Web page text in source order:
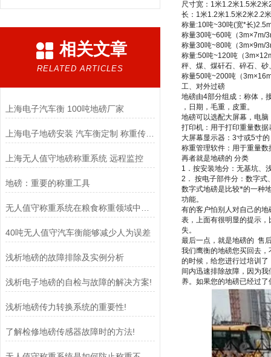
相关文章
RELATED ARTICLES
上海电子汽车衡 100吨地磅厂家
上海电子地磅安装 汽车衡定制 称重传感器
上海无人值守地磅称重系统 远程监控
地磅：重要的称重工具
40吨无人值守汽车衡能够减少人为误差
浅析地磅的故障排除及实例分析
浅析电子地磅的自检与故障的解决方案!
浅析地磅传力转换系统的重要性!
了解检修地磅传感器故障时的方法!
尺寸宽： 1米1.2米1.5米2米
长： 1米1.2米1.5米2米2.2米
称量:10吨~30吨(宽*长
称量30吨~60吨（3m×7m/
称量30吨~80吨（3m×9m/
称量:50吨~120吨（
秤、煤、煤矸石、碎石、
称量50吨~200吨（
工、对外过磅
地磅由4部分组成：称体，
，日期，毛重，皮重。
地磅可以选配大屏幕，电
打印机：用于打印重量数据
大屏幕显示器： 3寸或5寸
称重管理软件：用于重量
再者就是地磅的 分类
1 ．按安装地分：无基坑、
2 ． 按电子部件分：数字式
数字式地磅是比较*的一种
功能。
有的客户怕别人对自己的
表，上面有很明显的提示，
失。
最后一点，就是地磅的 售
我们鹰衡的地磅您买回去，
的时候，给您进行过培训
间内迅速排除故障，因为
养。如果您的地磅已经过